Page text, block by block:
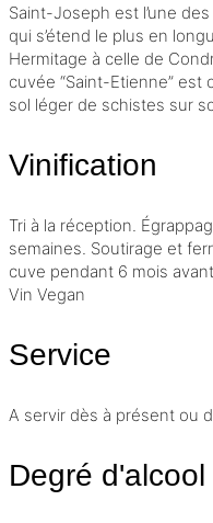
Saint-Joseph est l’une
qui s’étend le plus en
Hermitage à celle de
cuvée “Saint-Etienne” est
sol léger de schistes sur
Vinification
Tri à la réception.
semaines. Soutirage et
cuve pendant 6 mois
Vin Vegan
Service
A servir dès à présent ou
Degré d'alcool